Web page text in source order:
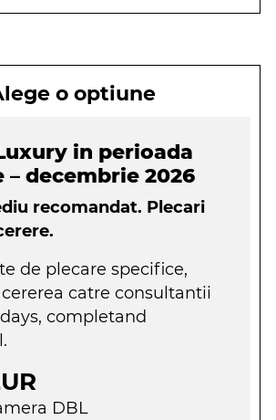
o optiune
in perioada
– decembrie 2026
recomandat. Plecari
de plecare specifice,
catre consultantii
completand
DBL